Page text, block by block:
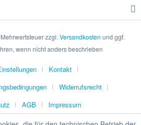
zzgl. Versandkosten und ggf.
wenn nicht anders beschrieben
Kontakt
Widerrufsrecht
AGB Impressum